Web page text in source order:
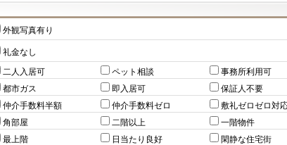
外観写真有り
礼金なし
二人入居可 ペット相談
事務所利用可
都市ガス 即入居可
保証人不要
仲介手数料半額 仲介手数料ゼロ 敷礼ゼロゼロ対
角部屋 二階以上
一階物件
最上階 日当たり良好
閑静な住宅街